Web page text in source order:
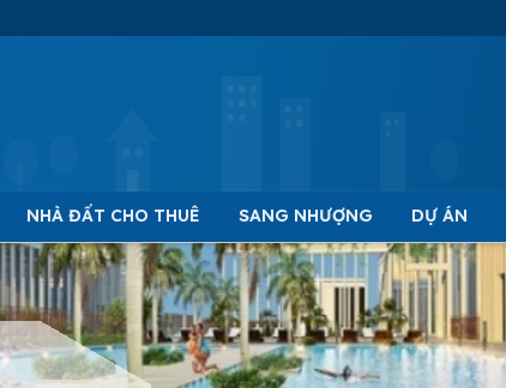
NHÀ ĐẤT CHO THUÊ SANG NHƯỢNG DỰ ÁN